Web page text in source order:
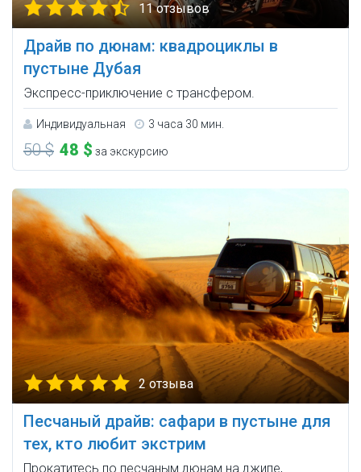
11 отзывов
Драйв по дюнам: квадроциклы в
пустыне Дубая
Экспресс-приключение с трансфером.
Индивидуальная 3 часа 30 мин.
50 $ 48 $ за экскурсию
2 отзыва
Песчаный драйв: сафари в пустыне для
тех, кто любит экстрим
Прокатитесь по песчаным дюнам на джипе,